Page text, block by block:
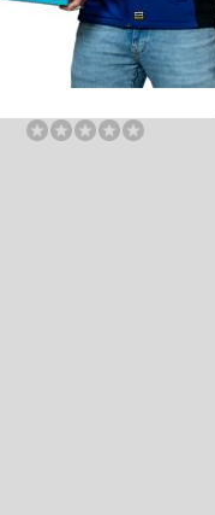
Geschenkpakket -
Touch connected
drinkfles
3,82